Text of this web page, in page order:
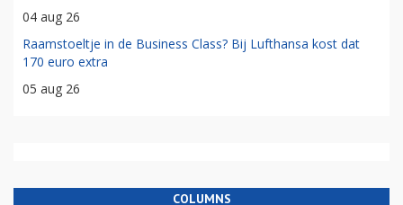
04 aug 26
Raamstoeltje in de Business Class? Bij Lufthansa kost dat
170 euro extra
05 aug 26
COLUMNS